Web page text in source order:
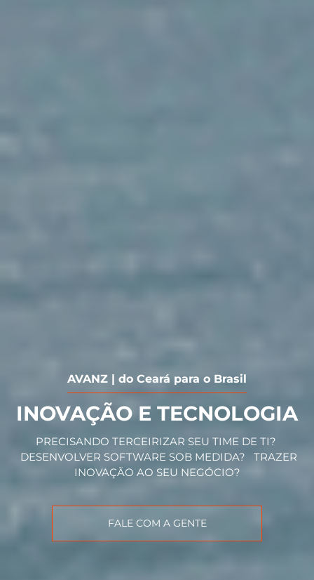
AVANZ | do Ceará para o Brasil
INOVAÇÃO E TECNOLOGIA
PRECISANDO TERCEIRIZAR SEU TIME DE TI?
DESENVOLVER SOFTWARE SOB MEDIDA? TRAZER
INOVAÇÃO AO SEU NEGÓCIO?
FALE COM A GENTE